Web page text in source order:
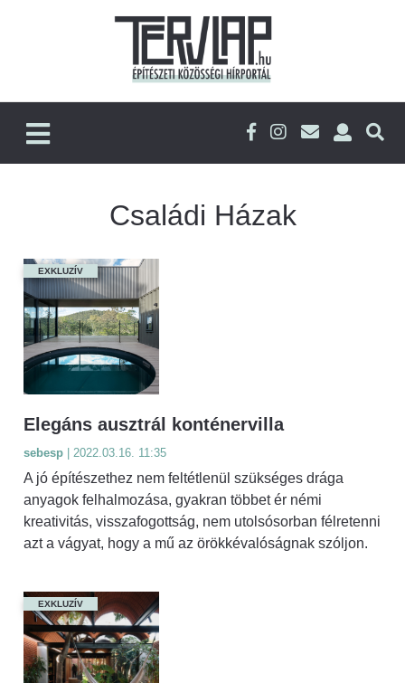
Családi Házak
EXKLUZÍV
Elegáns ausztrál konténervilla
sebesp | 2022.03.16. 11:35
A jó építészethez nem feltétlenül szükséges drága
anyagok felhalmozása, gyakran többet ér némi
kreativitás, visszafogottság, nem utolsósorban félretenni
azt a vágyat, hogy a mű az örökkévalóságnak szóljon.
EXKLUZÍV